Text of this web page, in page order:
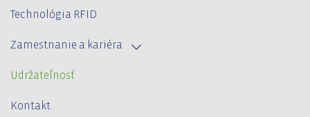
Technológia RFID
Zamestnanie a kariéra
Udržateľnosť
Kontakt